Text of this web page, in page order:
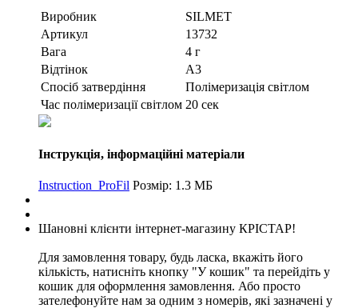
Виробник
SILMET
Артикул
13732
Вага
4 г
Відтінок
A3
Спосіб затвердіння
Полімеризація світлом
Час полімеризації світлом 20 сек
Інструкція, інформаційні матеріали
Instruction_ProFil Розмір: 1.3 МБ
Шановні клієнти інтернет-магазину КРІСТАР!
Для замовлення товару, будь ласка, вкажіть його
кількість, натисніть кнопку "У кошик" та перейдіть у
кошик для оформлення замовлення. Або просто
зателефонуйте нам за одним з номерів, які зазначені у